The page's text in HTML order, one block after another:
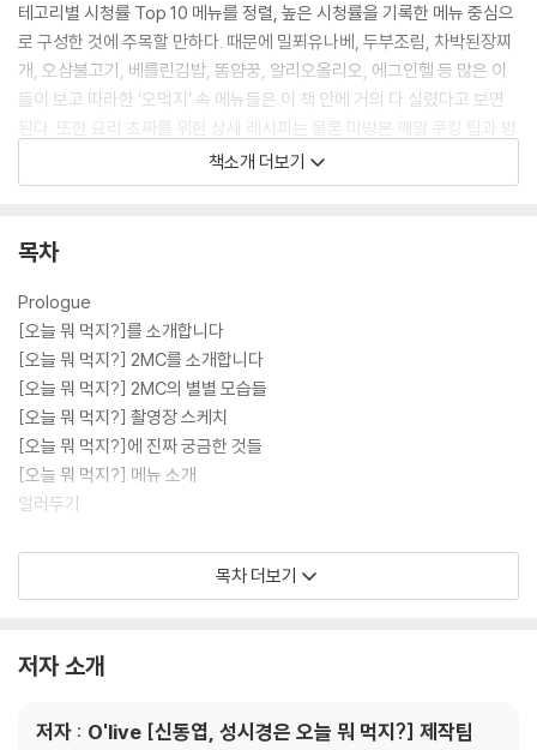
테고리별 시청률 Top 10 메뉴를 정렬, 높은 시청률을 기록한 메뉴 중심으
로 구성한 것에 주목할 만하다. 때문에 밀푀유나베, 두부조림, 차박된장찌
개, 오삼불고기, 베를린김밥, 똠얌꿍, 알리오올리오, 에그인헬 등 많은 이
들이 보고 따라한 ‘오먹지’ 속 메뉴들은 이 책 안에 거의 다 실렸다고 보면
된다. 또한 요리 초짜를 위한 상세 레시피는 물론 미방본 깨알 쿠킹 팁과 방
송 비하인드 스토리까지 한눈에 확인 할 수 있다. 신동엽과 성시경의 요리
및 먹방 장면을 한 컷 한 컷 사진으로 소장할 수 있는 것 또한 이 책의 장점
책소개 더보기
목차
Prologue
[오늘 뭐 먹지?]를 소개합니다
[오늘 뭐 먹지?] 2MC를 소개합니다
[오늘 뭐 먹지?] 2MC의 별별 모습들
[오늘 뭐 먹지?] 촬영장 스케치
[오늘 뭐 먹지?]에 진짜 궁금한 것들
[오늘 뭐 먹지?] 메뉴 소개
일러두기
Part1. 한식
고구마차조밥 [대가 : 정관 스님]
삼겹콩나물밥 [대가 : 이원일]
목차 더보기
저자 소개
저자 : O'live [신동엽, 성시경은 오늘 뭐 먹지?] 제작팀